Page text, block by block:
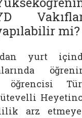
mi?
yurt
öğrencisi
arz